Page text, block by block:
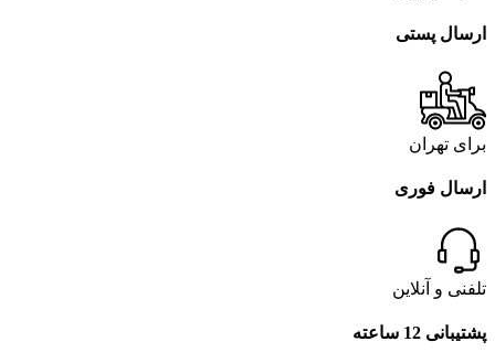
ارسال پستی
برای تهران
ارسال فوری
تلفنی و آنلاین
پشتیبانی 12 ساعته